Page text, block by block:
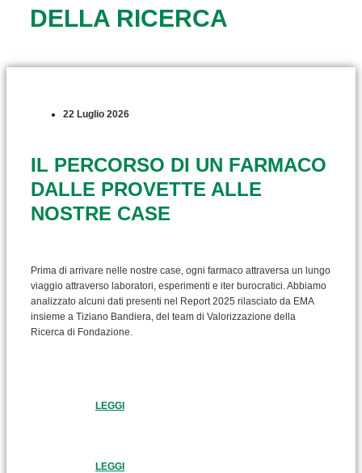
DELLA RICERCA
22 Luglio 2026
IL PERCORSO DI UN FARMACO
DALLE PROVETTE ALLE
NOSTRE CASE
Prima di arrivare nelle nostre case, ogni farmaco attraversa un lungo
viaggio attraverso laboratori, esperimenti e iter burocratici. Abbiamo
analizzato alcuni dati presenti nel Report 2025 rilasciato da EMA
insieme a Tiziano Bandiera, del team di Valorizzazione della
Ricerca di Fondazione.
LEGGI
LEGGI